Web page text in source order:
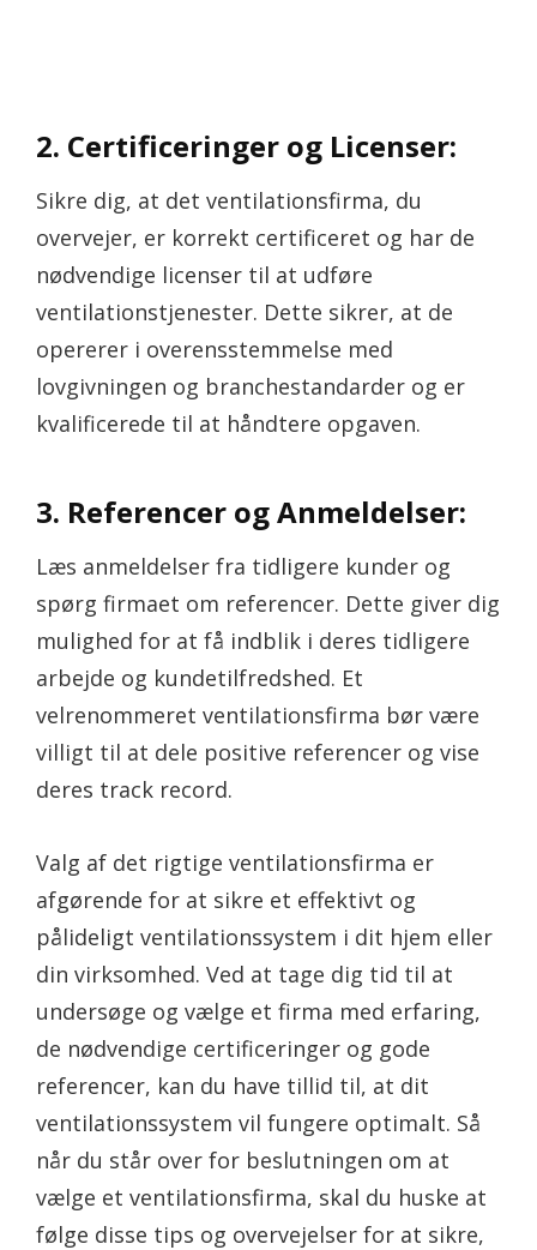
2. Certificeringer og Licenser:
Sikre dig, at det ventilationsfirma, du
overvejer, er korrekt certificeret og har de
nødvendige licenser til at udføre
ventilationstjenester. Dette sikrer, at de
opererer i overensstemmelse med
lovgivningen og branchestandarder og er
kvalificerede til at håndtere opgaven.
3. Referencer og Anmeldelser:
Læs anmeldelser fra tidligere kunder og
spørg firmaet om referencer. Dette giver dig
mulighed for at få indblik i deres tidligere
arbejde og kundetilfredshed. Et
velrenommeret ventilationsfirma bør være
villigt til at dele positive referencer og vise
deres track record.
Valg af det rigtige ventilationsfirma er
afgørende for at sikre et effektivt og
pålideligt ventilationssystem i dit hjem eller
din virksomhed. Ved at tage dig tid til at
undersøge og vælge et firma med erfaring,
de nødvendige certificeringer og gode
referencer, kan du have tillid til, at dit
ventilationssystem vil fungere optimalt. Så
når du står over for beslutningen om at
vælge et ventilationsfirma, skal du huske at
følge disse tips og overvejelser for at sikre,